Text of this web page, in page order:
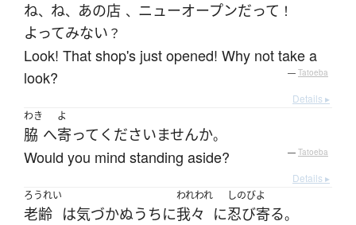
ね、 ね、 あの店 、 ニューオープンだって ！
よってみない ？
Look! That shop's just opened! Why not take a
look?
— Tatoeba
Details ▸
わき
脇 へ
よ
寄って くださいませんか。
Would you mind standing aside? — Tatoeba
Details ▸
ろうれい
老齢 は気づかぬうちに
われわれ
我々 に
しのびよ
忍び寄る。